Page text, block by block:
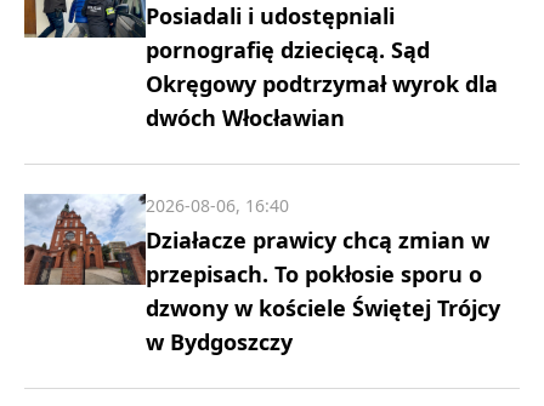
Posiadali i udostępniali
pornografię dziecięcą. Sąd
Okręgowy podtrzymał wyrok dla
dwóch Włocławian
Działacze prawicy chcą zmian w
przepisach. To pokłosie sporu o
dzwony w kościele Świętej Trójcy
w Bydgoszczy
2026-08-06, 16:40